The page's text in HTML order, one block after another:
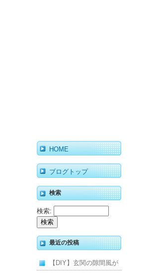
HOME
ブログトップ
検索
検索:
最近の投稿
【DIY】玄関の隙間風が